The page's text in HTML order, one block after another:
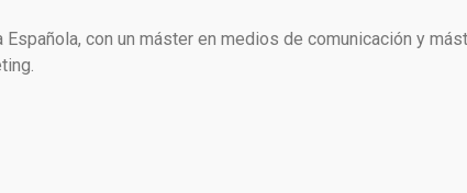
con un máster en medios de comunicación y